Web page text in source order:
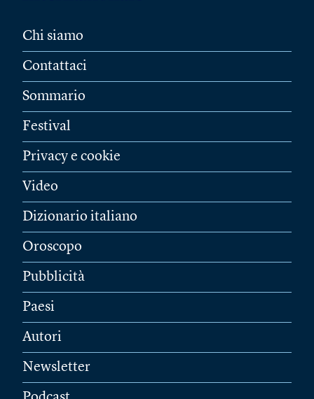
Chi siamo
Contattaci
Sommario
Festival
Privacy e cookie
Video
Dizionario italiano
Oroscopo
Pubblicità
Paesi
Autori
Newsletter